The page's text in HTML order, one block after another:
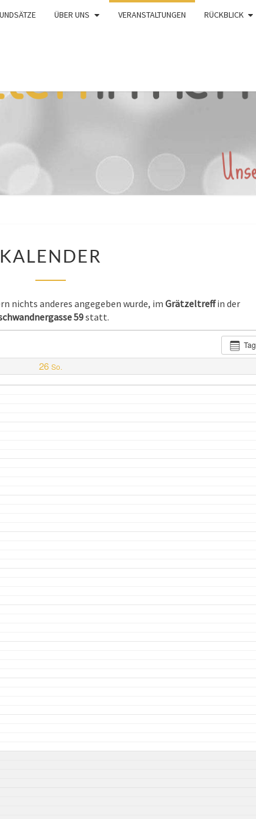
ÜBER UNS VERANSTALTUNGEN RÜCKBLICK
KALENDER
nichts anderes angegeben wurde, imGrätzeltreffin der
59statt.
Tag
26 So.